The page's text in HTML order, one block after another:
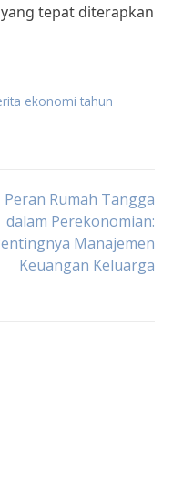
tepat diterapkan
ekonomi tahun
Peran Rumah Tangga
dalam Perekonomian:
Manajemen
Keuangan Keluarga